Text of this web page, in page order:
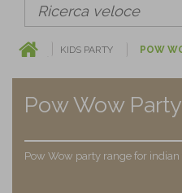
KIDS PARTY POW
Pow Wow Party
Pow Wow party range for